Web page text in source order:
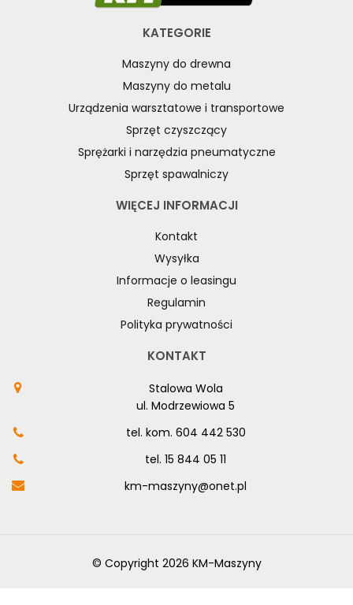
KATEGORIE
Maszyny do drewna
Maszyny do metalu
Urządzenia warsztatowe i transportowe
Sprzęt czyszczący
Sprężarki i narzędzia pneumatyczne
Sprzęt spawalniczy
WIĘCEJ INFORMACJI
Kontakt
Wysyłka
Informacje o leasingu
Regulamin
Polityka prywatności
KONTAKT
Stalowa Wola
ul. Modrzewiowa 5
tel. kom. 604 442 530
tel. 15 844 05 11
km-maszyny@onet.pl
© Copyright 2026 KM-Maszyny